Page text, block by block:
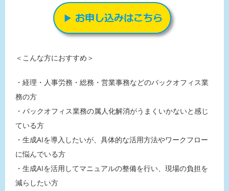
＜こんな方におすすめ＞
・経理・人事労務・総務・営業事務などのバックオフィス業
務の方
・バックオフィス業務の属人化解消がうまくいかないと感じ
ている方
・生成AIを導入したいが、具体的な活用方法やワークフロー
に悩んでいる方
・生成AIを活用してマニュアルの整備を行い、現場の負担を
減らしたい方